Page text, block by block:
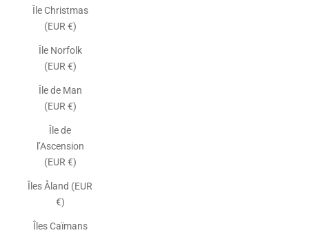
Île Christmas
(EUR €)
Île Norfolk
(EUR €)
Île de Man
(EUR €)
Île de
l’Ascension
(EUR €)
Îles Åland (EUR
€)
Îles Caïmans